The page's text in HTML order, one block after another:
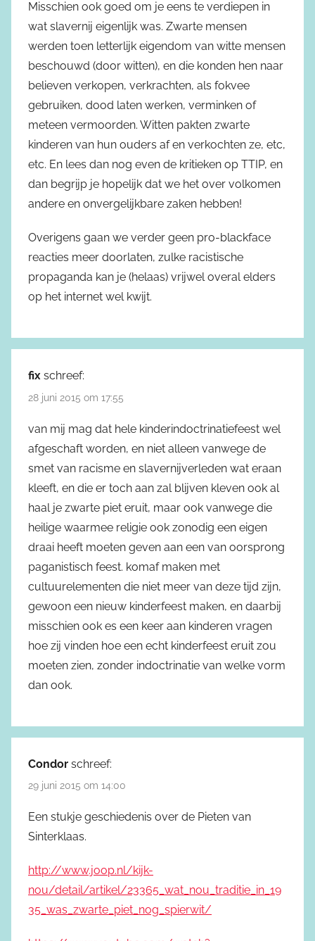
Misschien ook goed om je eens te verdiepen in
wat slavernij eigenlijk was. Zwarte mensen
werden toen letterlijk eigendom van witte mensen
beschouwd (door witten), en die konden hen naar
believen verkopen, verkrachten, als fokvee
gebruiken, dood laten werken, verminken of
meteen vermoorden. Witten pakten zwarte
kinderen van hun ouders af en verkochten ze, etc,
etc. En lees dan nog even de kritieken op TTIP, en
dan begrijp je hopelijk dat we het over volkomen
andere en onvergelijkbare zaken hebben!
Overigens gaan we verder geen pro-blackface
reacties meer doorlaten, zulke racistische
propaganda kan je (helaas) vrijwel overal elders
op het internet wel kwijt.
fix schreef:
28 juni 2015 om 17:55
van mij mag dat hele kinderindoctrinatiefeest wel
afgeschaft worden, en niet alleen vanwege de
smet van racisme en slavernijverleden wat eraan
kleeft, en die er toch aan zal blijven kleven ook al
haal je zwarte piet eruit, maar ook vanwege die
heilige waarmee religie ook zonodig een eigen
draai heeft moeten geven aan een van oorsprong
paganistisch feest. komaf maken met
cultuurelementen die niet meer van deze tijd zijn,
gewoon een nieuw kinderfeest maken, en daarbij
misschien ook es een keer aan kinderen vragen
hoe zij vinden hoe een echt kinderfeest eruit zou
moeten zien, zonder indoctrinatie van welke vorm
dan ook.
Condor schreef:
29 juni 2015 om 14:00
Een stukje geschiedenis over de Pieten van
Sinterklaas.
http://www.joop.nl/kijk-
nou/detail/artikel/23365_wat_nou_traditie_in_19
35_was_zwarte_piet_nog_spierwit/